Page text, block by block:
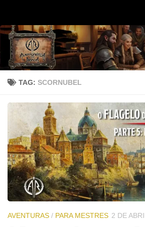
TAG: SCORNUBEL
AVENTURAS / PARA MESTRES 2 DE